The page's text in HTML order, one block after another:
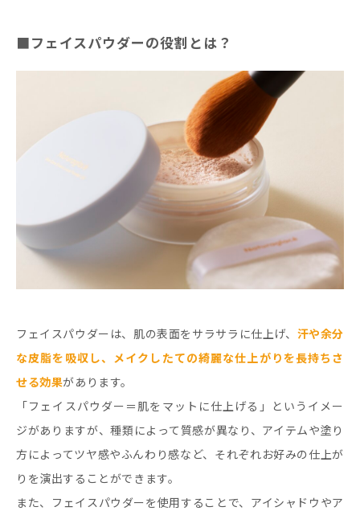
■フェイスパウダーの役割とは？
フェイスパウダーは、肌の表面をサラサラに仕上げ、 汗や余分
な皮脂を吸収し、メイクしたての綺麗な仕上がりを長持ちさ
せる効果があります。
「フェイスパウダー＝肌をマットに仕上げる」というイメー
ジがありますが、種類によって質感が異なり、アイテムや塗り
方によってツヤ感やふんわり感など、それぞれお好みの仕上が
りを演出することができます。
また、フェイスパウダーを使用することで、アイシャドウやア